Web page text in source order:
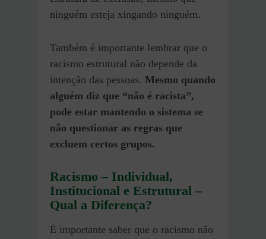
ninguém esteja xingando ninguém.
Também é importante lembrar que o
racismo estrutural não depende da
intenção das pessoas. Mesmo quando
alguém diz que “não é racista”,
pode estar mantendo o sistema se
não questionar as regras que
excluem certos grupos.
Racismo – Individual,
Institucional e Estrutural –
Qual a Diferença?
É importante saber que o racismo não